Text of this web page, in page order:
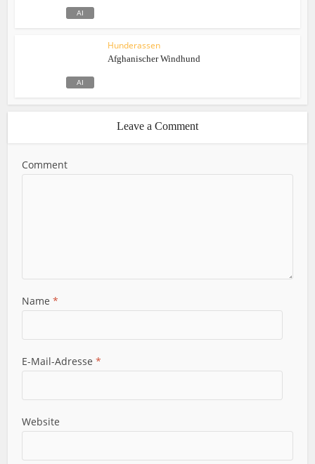
Hunderassen
Afghanischer Windhund
Leave a Comment
Comment
Name*
E-Mail-Adresse*
Website